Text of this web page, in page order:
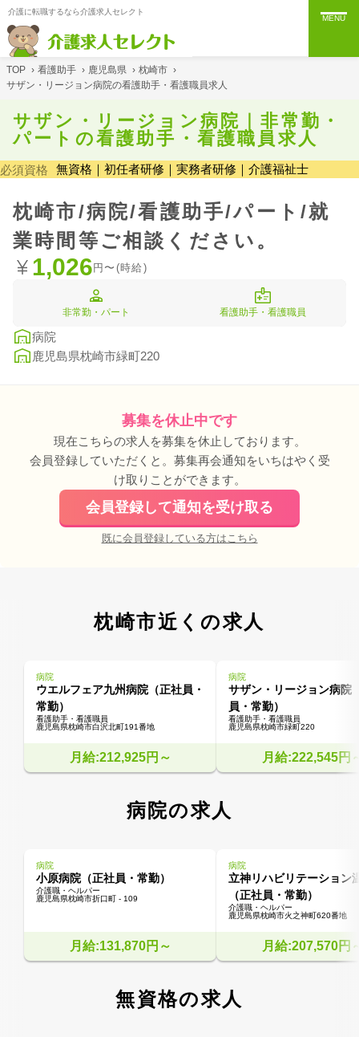
介護に転職するなら介護求人セレクト
MENU
TOP › 看護助手 › 鹿児島県 › 枕崎市 ›
サザン・リージョン病院の看護助手・看護職員求人
サザン・リージョン病院｜非常勤・
パートの看護助手・看護職員求人
必須資格 無資格｜初任者研修｜実務者研修｜介護福祉士
枕崎市/病院/看護助手/パート/就
業時間等ご相談ください。
1,026円〜(時給)
非常勤・パート 看護助手・看護職員
病院
鹿児島県枕崎市緑町220
募集を休止中です
現在こちらの求人を募集を休止しております。
会員登録していただくと。募集再会通知をいちはやく受
け取りことができます。
会員登録して通知を受け取る
既に会員登録している方はこちら
枕崎市近くの求人
病院
ウエルフェア九州病院（正社員・
常勤）
看護助手・看護職員
鹿児島県枕崎市白沢北町191番地
月給:212,925円～
病院
サザン・リージョン病院
員・常勤）
看護助手・看護職員
鹿児島県枕崎市緑町220
月給:222,545円
病院の求人
病院
小原病院（正社員・常勤）
介護職・ヘルパー
鹿児島県枕崎市折口町 - 109
月給:131,870円～
病院
立神リハビリテーション
（正社員・常勤）
介護職・ヘルパー
鹿児島県枕崎市火之神町620番地
月給:207,570円
無資格の求人